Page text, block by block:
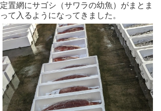
定置網にサゴシ（サワラの幼魚）がまとま
って入るようになってきました。